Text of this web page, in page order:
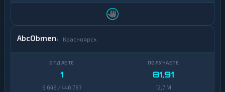
AbcObmen Красноярск
1
9 648 / 446 787
81,91
12,7 M